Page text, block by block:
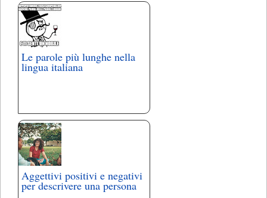
Le parole più lunghe nella
lingua italiana
Aggettivi positivi e negativi
per descrivere una persona